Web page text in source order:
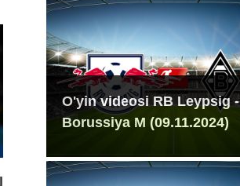
O'yin videosi RB Leypsig -
Borussiya M (09.11.2024)